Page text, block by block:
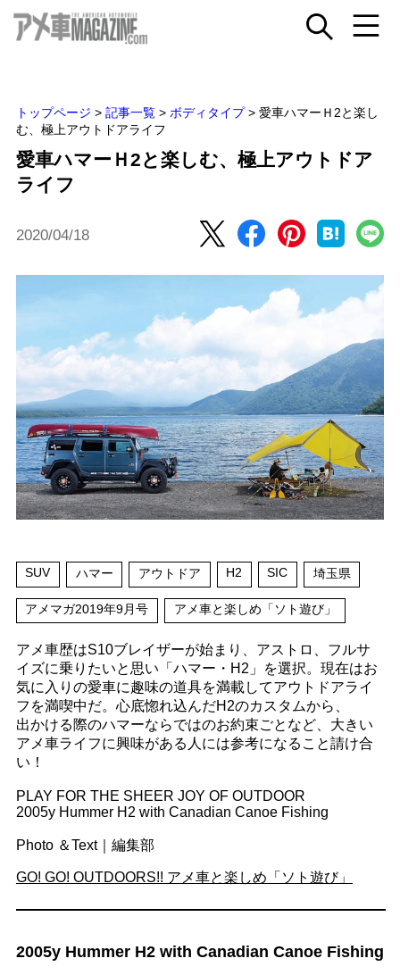
トップページ > 記事一覧 > ボディタイプ > 愛車ハマーＨ2と楽し
む、極上アウトドアライフ
愛車ハマーＨ2と楽しむ、極上アウトドア
ライフ
2020/04/18
SUV ハマー アウトドア H2 SIC 埼玉県
アメマガ2019年9月号 アメ車と楽しめ「ソト遊び」
アメ車歴はS10ブレイザーが始まり、アストロ、フルサ
イズに乗りたいと思い「ハマー・H2」を選択。現在はお
気に入りの愛車に趣味の道具を満載してアウトドアライ
フを満喫中だ。心底惚れ込んだH2のカスタムから、
出かける際のハマーならではのお約束ごとなど、大きい
アメ車ライフに興味がある人には参考になること請け合
い！
PLAY FOR THE SHEER JOY OF OUTDOOR
2005y Hummer H2 with Canadian Canoe Fishing
Photo ＆Text｜編集部
GO! GO! OUTDOORS!! アメ車と楽しめ「ソト遊び」
2005y Hummer H2 with Canadian Canoe Fishing